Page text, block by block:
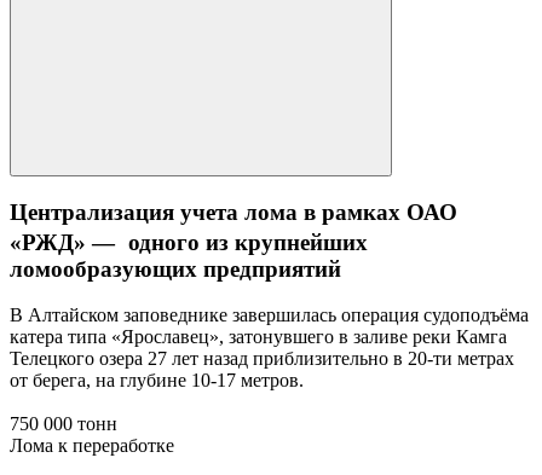
Централизация учета лома в рамках ОАО
«РЖД» — одного из крупнейших
ломообразующих предприятий
В Алтайском заповеднике завершилась операция судоподъёма
катера типа «Ярославец», затонувшего в заливе реки Камга
Телецкого озера 27 лет назад приблизительно в 20-ти метрах
от берега, на глубине 10-17 метров.
750 000 тонн
Лома к переработке